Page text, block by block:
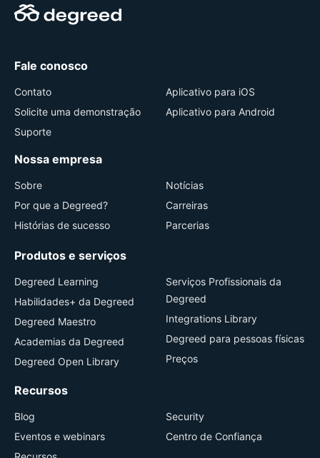
Fale conosco
Contato
Solicite uma demonstração
Suporte
Aplicativo para iOS
Aplicativo para Android
Nossa empresa
Sobre
Por que a Degreed?
Histórias de sucesso
Notícias
Carreiras
Parcerias
Produtos e serviços
Degreed Learning
Habilidades+ da Degreed
Degreed Maestro
Academias da Degreed
Degreed Open Library
Serviços Profissionais da
Degreed
Integrations Library
Degreed para pessoas físicas
Preços
Recursos
Blog
Eventos e webinars
Security
Centro de Confiança